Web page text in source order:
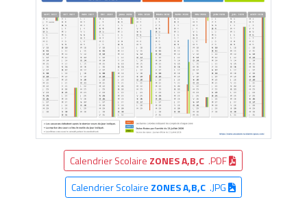
Calendrier Scolaire ZONES A,B,C .PDF
Calendrier Scolaire ZONES A,B,C.JPG